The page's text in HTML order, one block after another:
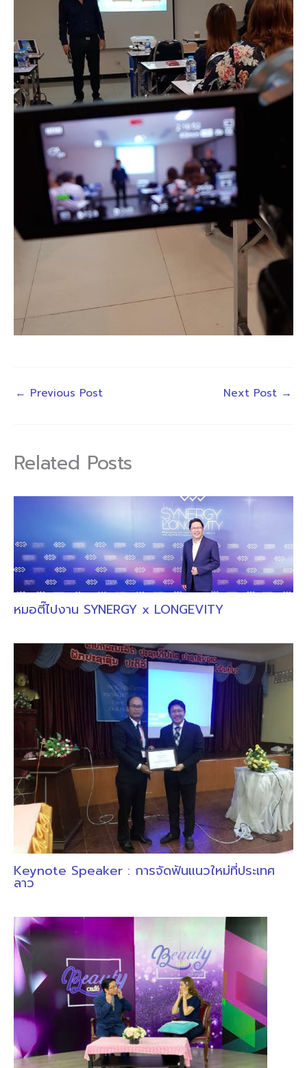
← Previous Post Next Post →
Related Posts
หมอตี๊ไปงาน SYNERGY x LONGEVITY
Keynote Speaker : การจัดฟันแนวใหม่ที่ประเทศ
ลาว